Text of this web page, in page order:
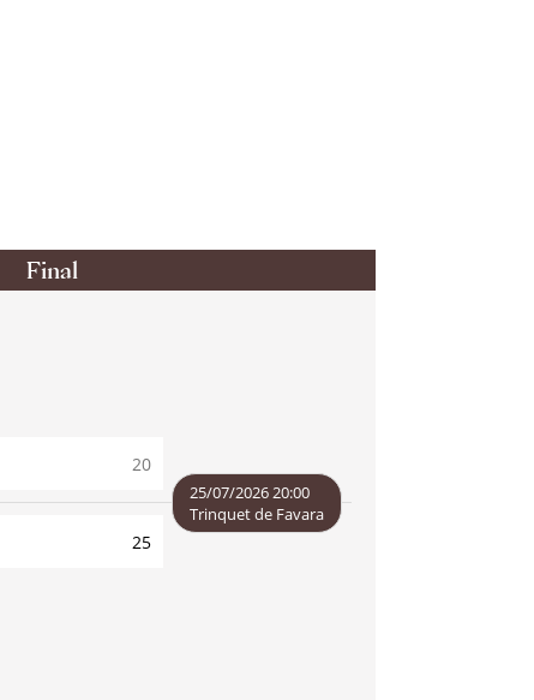
Final
20
25
25/07/2026 20:00
Trinquet de Favara